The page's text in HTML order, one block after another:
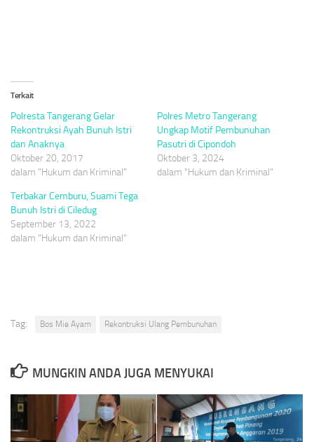
Terkait
Polresta Tangerang Gelar
Rekontruksi Ayah Bunuh Istri
dan Anaknya
Oktober 20, 2017
dalam "Hukum dan Kriminal"
Polres Metro Tangerang
Ungkap Motif Pembunuhan
Pasutri di Cipondoh
Oktober 3, 2024
dalam "Hukum dan Kriminal"
Terbakar Cemburu, Suami Tega
Bunuh Istri di Ciledug
September 13, 2022
dalam "Hukum dan Kriminal"
Tag: Bos Mie Ayam Rekontruksi Ulang Pembunuhan
MUNGKIN ANDA JUGA MENYUKAI